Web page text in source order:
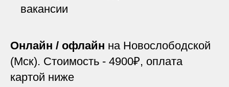
вакансии
Онлайн / офлайн на Новослободской
(Мск). Стоимость - 4900₽, оплата
картой ниже